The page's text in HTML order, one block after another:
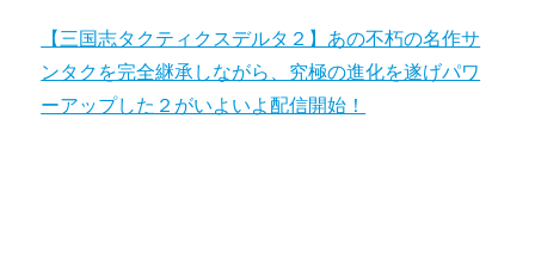
【三国志タクティクスデルタ２】あの不朽の名作サ
ンタクを完全継承しながら、究極の進化を遂げパワ
ーアップした２がいよいよ配信開始！